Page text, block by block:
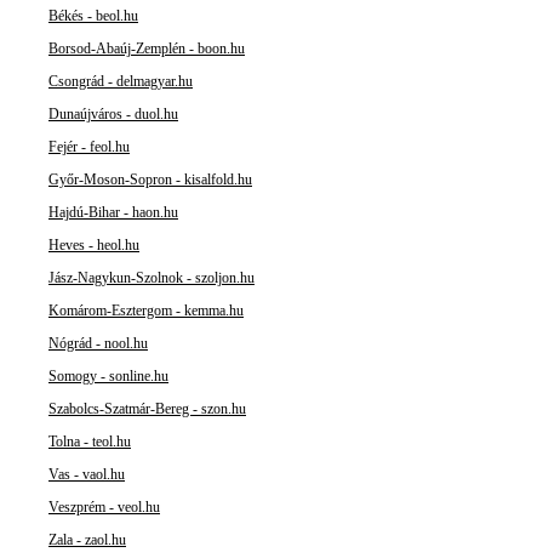
Békés - beol.hu
Borsod-Abaúj-Zemplén - boon.hu
Csongrád - delmagyar.hu
Dunaújváros - duol.hu
Fejér - feol.hu
Győr-Moson-Sopron - kisalfold.hu
Hajdú-Bihar - haon.hu
Heves - heol.hu
Jász-Nagykun-Szolnok - szoljon.hu
Komárom-Esztergom - kemma.hu
Nógrád - nool.hu
Somogy - sonline.hu
Szabolcs-Szatmár-Bereg - szon.hu
Tolna - teol.hu
Vas - vaol.hu
Veszprém - veol.hu
Zala - zaol.hu